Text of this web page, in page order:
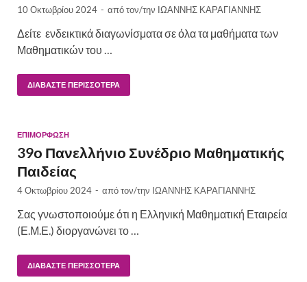
10 Οκτωβρίου 2024 - από τον/την ΙΩΑΝΝΗΣ ΚΑΡΑΓΙΑΝΝΗΣ
Δείτε ενδεικτικά διαγωνίσματα σε όλα τα μαθήματα των
Μαθηματικών του …
ΔΙΑΒΆΣΤΕ ΠΕΡΙΣΣΌΤΕΡΑ
ΕΠΙΜΟΡΦΩΣΗ
39ο Πανελλήνιο Συνέδριο Μαθηματικής
Παιδείας
4 Οκτωβρίου 2024 - από τον/την ΙΩΑΝΝΗΣ ΚΑΡΑΓΙΑΝΝΗΣ
Σας γνωστοποιούμε ότι η Ελληνική Μαθηματική Εταιρεία
(Ε.Μ.Ε.) διοργανώνει το …
ΔΙΑΒΆΣΤΕ ΠΕΡΙΣΣΌΤΕΡΑ